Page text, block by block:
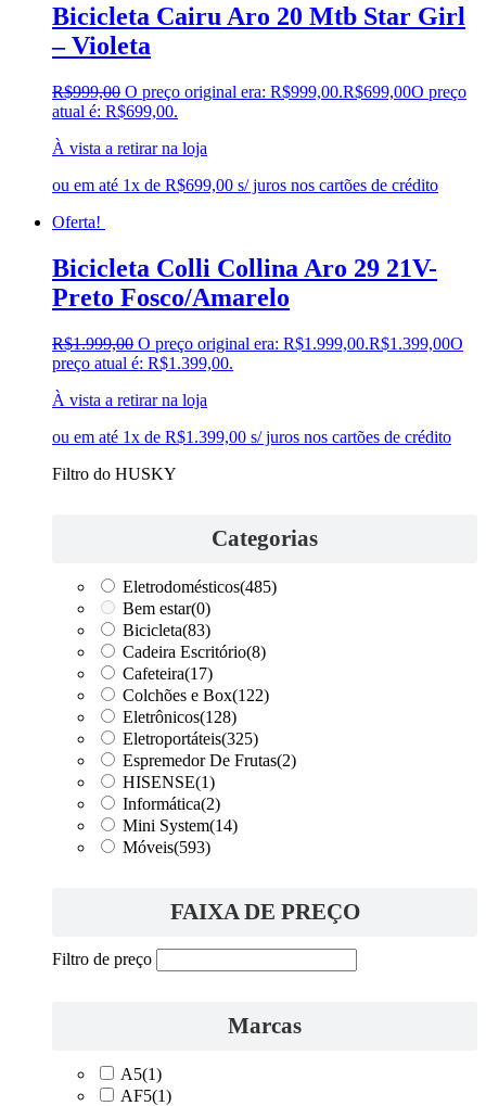
Bicicleta Cairu Aro 20 Mtb Star Girl
– Violeta
R$999,00 O preço original era: R$999,00.R$699,00O preço
atual é: R$699,00.
À vista a retirar na loja
ou em até 1x de R$699,00 s/ juros nos cartões de crédito
Oferta!
Bicicleta Colli Collina Aro 29 21V-
Preto Fosco/Amarelo
R$1.999,00 O preço original era: R$1.999,00.R$1.399,00O
preço atual é: R$1.399,00.
À vista a retirar na loja
ou em até 1x de R$1.399,00 s/ juros nos cartões de crédito
Filtro do HUSKY
Categorias
Eletrodomésticos(485)
Bem estar(0)
Bicicleta(83)
Cadeira Escritório(8)
Cafeteira(17)
Colchões e Box(122)
Eletrônicos(128)
Eletroportáteis(325)
Espremedor De Frutas(2)
HISENSE(1)
Informática(2)
Mini System(14)
Móveis(593)
FAIXA DE PREÇO
Filtro de preço
Marcas
A5(1)
AF5(1)